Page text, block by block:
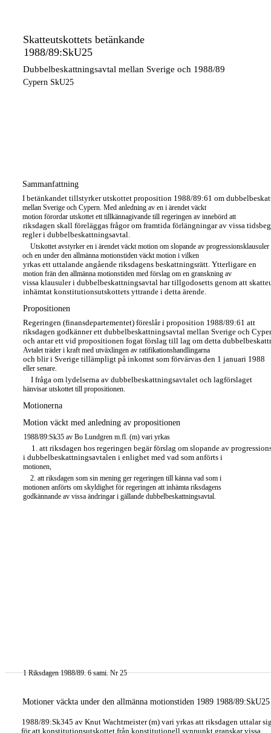
Skatteutskottets betänkande
1988/89:SkU25
Dubbelbeskattningsavtal mellan Sverige och 1988/89
Cypern SkU25
Sammanfattning
I betänkandet tillstyrker utskottet proposition 1988/89:61 om
mellan Sverige och Cypern. Med anledning av en i ärendet väckt
motion förordar utskottet ett tillkännagivande till regeringen av innebörd att
riksdagen skall föreläggas frågor om framtida förlängningar av vissa
regler i dubbelbeskattningsavtal.
Utskottet avstyrker en i ärendet väckt motion om slopande av progressionsklausuler
och en under den allmänna motionstiden väckt motion i vilken
yrkas ett uttalande angående riksdagens beskattningsrätt. Ytterligare en
motion frän den allmänna motionstiden med förslag om en granskning av
vissa klausuler i dubbelbeskattningsavtal har tillgodosetts genom att
inhämtat konstitutionsutskottets yttrande i detta ärende.
Propositionen
Regeringen (finansdepartementet) föreslår i proposition 1988/89:61 att
riksdagen godkänner ett dubbelbeskattningsavtal mellan Sverige och
och antar ett vid propositionen fogat förslag till lag om detta
Avtalet träder i kraft med utväxlingen av ratifikationshandlingarna
och blir i Sverige tillämpligt på inkomst som förvärvas den 1 januari 1988
eller senare.
I fråga om lydelserna av dubbelbeskattningsavtalet och lagförslaget
hänvisar utskottet till propositionen.
Motionerna
Motion väckt med anledning av propositionen
1988/89:Sk35 av Bo Lundgren m.fl. (m) vari yrkas
1. att riksdagen hos regeringen begär förslag om slopande av
i dubbelbeskattningsavtalen i enlighet med vad som anförts i
motionen,
2. att riksdagen som sin mening ger regeringen till känna vad som i
motionen anförts om skyldighet för regeringen att inhämta riksdagens
godkännande av vissa ändringar i gällande dubbelbeskattningsavtal.
1 Riksdagen 1988/89. 6 sami. Nr 25
Motioner väckta under den allmänna motionstiden 1989 1988/89:SkU25
1988/89:Sk345 av Knut Wachtmeister (m) vari yrkas att riksdagen uttalar
för att konstitutionsutskottet från konstitutionell synpunkt granskar vissa